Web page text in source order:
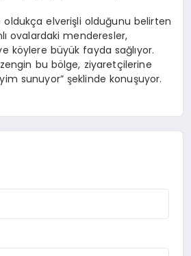
elverişli olduğunu belirten
ovalardaki menderesler,
köylere büyük fayda sağlıyor.
bu bölge, ziyaretçilerine
sunuyor” şeklinde konuşuyor.